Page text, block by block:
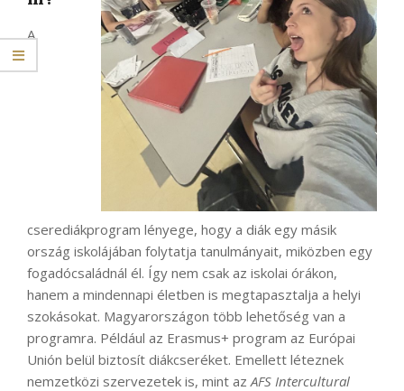
A
cserediákprogram lényege, hogy a diák egy másik
ország iskolájában folytatja tanulmányait, miközben egy
fogadócsaládnál él. Így nem csak az iskolai órákon,
hanem a mindennapi életben is megtapasztalja a helyi
szokásokat. Magyarországon több lehetőség van a
programra. Például az Erasmus+ program az Európai
Unión belül biztosít diákcseréket. Emellett léteznek
nemzetközi szervezetek is, mint az AFS Intercultural